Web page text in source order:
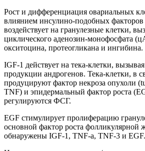
Рост и дифференциация овариальных
влиянием инсулино-подобных факторов
воздействует на гранулезные клетки,
циклического аденозин-монофосфата
окситоцина, протеогликана и ингибина.
IGF-1 действует на тека-клетки,
продукции андрогенов. Тека-клетки, в
продуцируют фактор некроза опухоли
TNF) и эпидермальный фактор роста
регулируются ФСГ.
EGF стимулирует пролиферацию
основной фактор роста фолликулярной
обнаружены IGF-1, TNF-a, TNF-3 и EGF.